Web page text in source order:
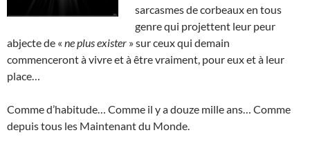
sarcasmes de corbeaux en tous
genre qui projettent leur peur
abjecte de « ne plus exister » sur ceux qui demain
commenceront à vivre et à être vraiment, pour eux et à leur
place…
Comme d’habitude… Comme il y a douze mille ans… Comme
depuis tous les Maintenant du Monde.